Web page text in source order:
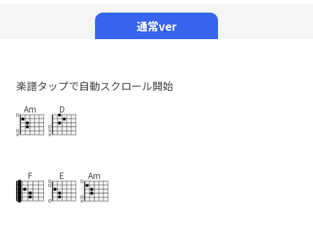
通常ver
楽譜タップで自動スクロール開始
Am D
F E Am